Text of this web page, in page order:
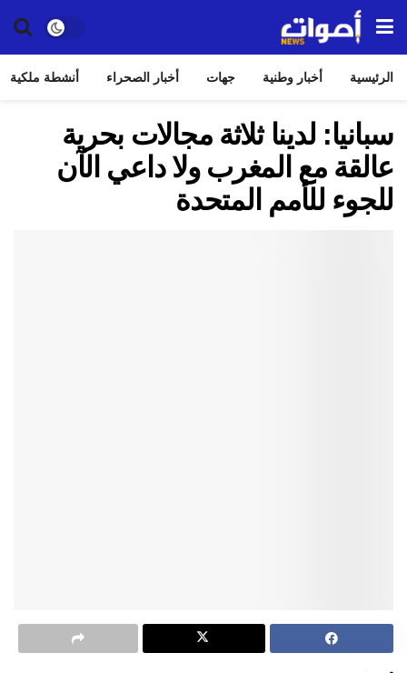
الرئيسية أخبار وطنية جهات أخبار الصحراء أنشطة ملكية
سبانيا: لدينا ثلاثة مجالات بحرية
عالقة مع المغرب ولا داعي الآن
للجوء للأمم المتحدة